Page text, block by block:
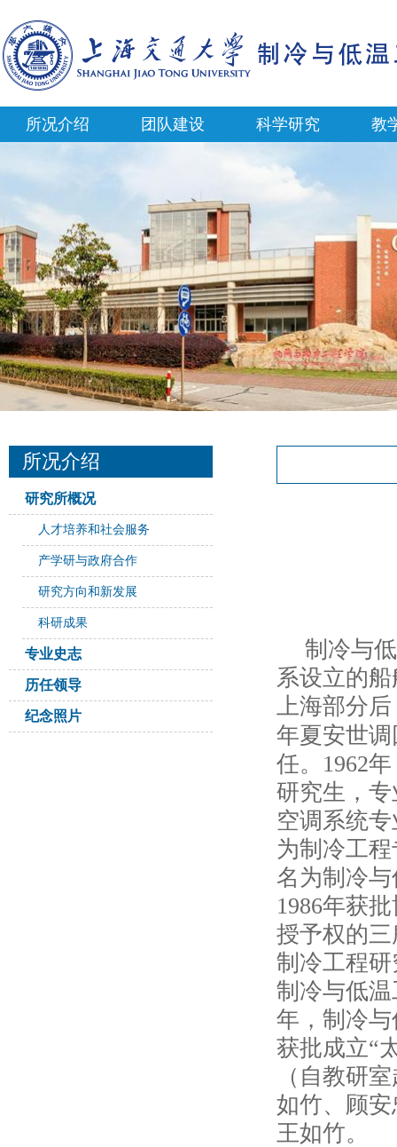
所况介绍 团队建设 科学研究 教
所况介绍
研究所概况
人才培养和社会服务
产学研与政府合作
研究方向和新发展
科研成果
专业史志
历任领导
纪念照片
制冷与
系设立的
上海部分
年夏安世
任。1962
研究生，
空调系统
为制冷工
名为制冷
1986年获
授予权的
制冷工程
制冷与低
年，制冷
获批成立“
（自教研
如竹、顾
王如竹。